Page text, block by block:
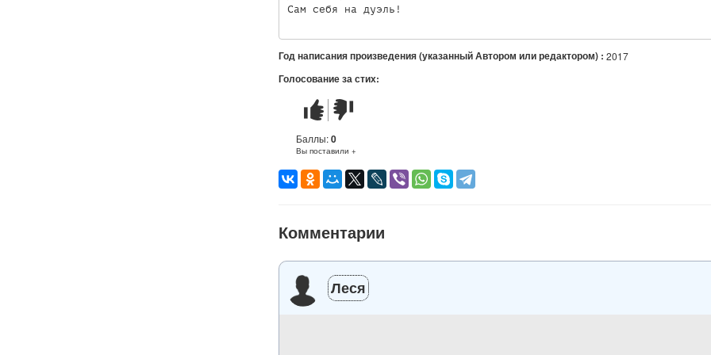
Год написания произведения (указанный Автором или редактором) : 2017
Голосование за стих:
Стих
понравился
Стих
не
понравился
Баллы:0
Вы поставили +
Комментарии
Леся